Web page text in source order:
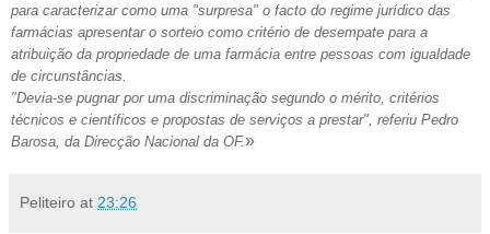
para caracterizar como uma "surpresa" o facto do regime jurídico das
farmácias apresentar o sorteio como critério de desempate para a
atribuição da propriedade de uma farmácia entre pessoas com igualdade
de circunstâncias.
"Devia-se pugnar por uma discriminação segundo o mérito, critérios
técnicos e científicos e propostas de serviços a prestar", referiu Pedro
Barosa, da Direcção Nacional da OF.»
Peliteiro at 23:26